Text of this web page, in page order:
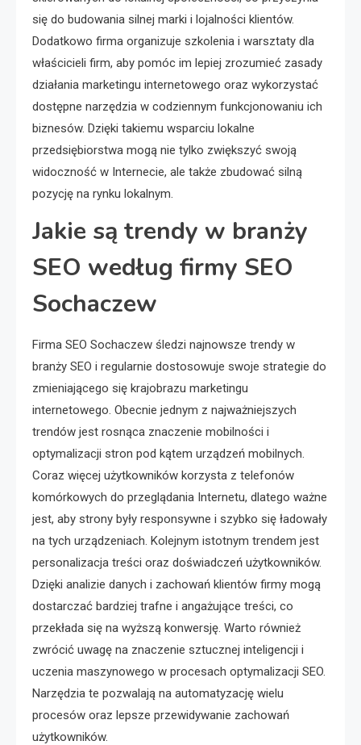
się do budowania silnej marki i lojalności klientów.
Dodatkowo firma organizuje szkolenia i warsztaty dla
właścicieli firm, aby pomóc im lepiej zrozumieć zasady
działania marketingu internetowego oraz wykorzystać
dostępne narzędzia w codziennym funkcjonowaniu ich
biznesów. Dzięki takiemu wsparciu lokalne
przedsiębiorstwa mogą nie tylko zwiększyć swoją
widoczność w Internecie, ale także zbudować silną
pozycję na rynku lokalnym.
Jakie są trendy w branży
SEO według firmy SEO
Sochaczew
Firma SEO Sochaczew śledzi najnowsze trendy w
branży SEO i regularnie dostosowuje swoje strategie do
zmieniającego się krajobrazu marketingu
internetowego. Obecnie jednym z najważniejszych
trendów jest rosnąca znaczenie mobilności i
optymalizacji stron pod kątem urządzeń mobilnych.
Coraz więcej użytkowników korzysta z telefonów
komórkowych do przeglądania Internetu, dlatego ważne
jest, aby strony były responsywne i szybko się ładowały
na tych urządzeniach. Kolejnym istotnym trendem jest
personalizacja treści oraz doświadczeń użytkowników.
Dzięki analizie danych i zachowań klientów firmy mogą
dostarczać bardziej trafne i angażujące treści, co
przekłada się na wyższą konwersję. Warto również
zwrócić uwagę na znaczenie sztucznej inteligencji i
uczenia maszynowego w procesach optymalizacji SEO.
Narzędzia te pozwalają na automatyzację wielu
procesów oraz lepsze przewidywanie zachowań
użytkowników.